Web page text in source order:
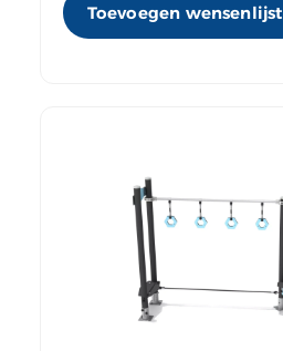
Toevoegen wensenlijst